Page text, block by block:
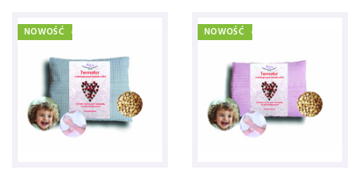
NOWOŚĆ NOWOŚĆ